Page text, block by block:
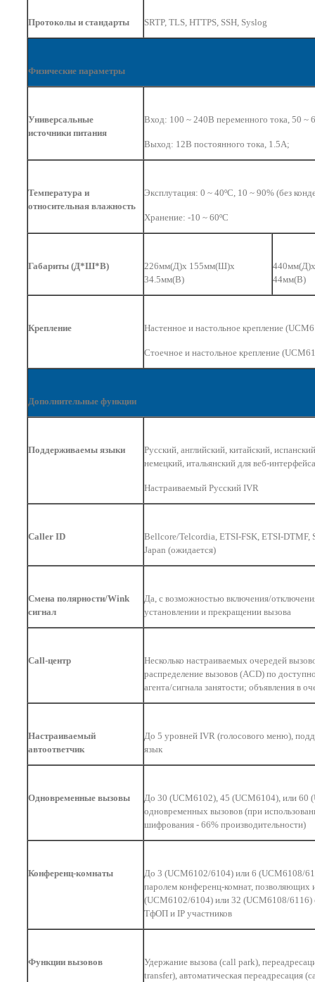
Протоколы и стандарты SRTP, TLS, HTTPS, SSH, Syslog
Физические параметры
Универсальные
источники питания
Вход: 100 ~ 240В переменного тока, 50 ~
Выход: 12В постоянного тока, 1.5A;
Температура и
относительная влажность
Эксплутация: 0 ~ 40ºC, 10 ~ 90% (без
Хранение: -10 ~ 60ºC
Габариты (Д*Ш*В)
226мм(Д)x 155мм(Ш)x
34.5мм(В)
44мм(В)
Крепление Настенное и настольное крепление
Стоечное и настольное крепление
Дополнительные функции
Поддерживаемы языки
Русский, английский, китайский,
немецкий, итальянский для веб-
Настраиваемый Русский IVR
Caller ID
Bellcore/Telcordia, ETSI-FSK, ETSI-DTMF,
Japan (ожидается)
Смена полярности/Wink
сигнал
Да, с возможностью включения/
установлении и прекращении вызова
Call-центр
Несколько настраиваемых очередей
распределение вызовов (ACD) по
агента/сигнала занятости; объявления в
Настраиваемый
автоответчик
До 5 уровней IVR (голосового меню),
язык
Одновременные вызовы
До 30 (UCM6102), 45 (UCM6104), или 60
одновременных вызовов (при
шифрования - 66% производительности)
Конференц-комнаты
До 3 (UCM6102/6104) или 6 (UCM6108/
паролем конференц-комнат, позволяющих
(UCM6102/6104) или 32 (UCM6108/6116)
ТфОП и IP участников
Функции вызовов
Удержание вызова (call park),
transfer), автоматическая переадресация